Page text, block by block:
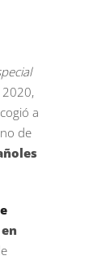
a
de
en